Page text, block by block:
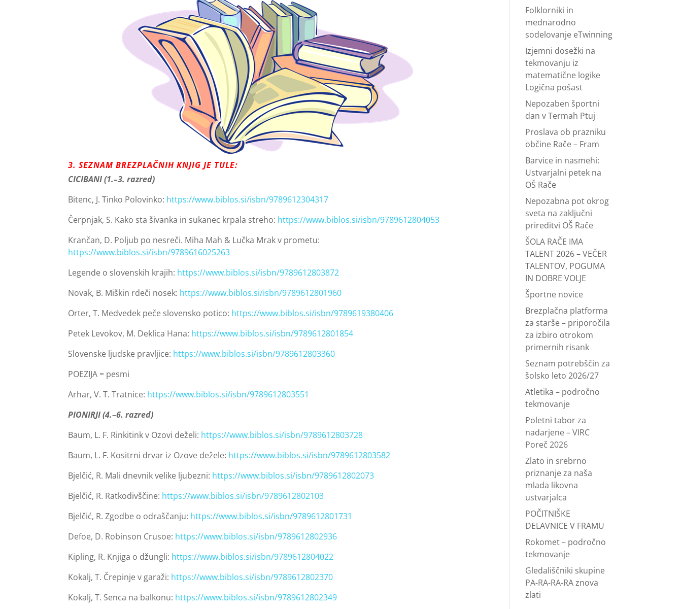
3. SEZNAM BREZPLAČNIH KNJIG JE TULE:
CICIBANI (1.–3. razred)
Bitenc, J. Tinko Polovinko: https://www.biblos.si/isbn/9789612304317
Čerpnjak, S. Kako sta šivanka in sukanec krpala streho: https://www.biblos.si/isbn/9789612804053
Krančan, D. Poljub po nesreči. Miha Mah & Lučka Mrak v prometu:
https://www.biblos.si/isbn/9789616025263
Legende o slovenskih krajih: https://www.biblos.si/isbn/9789612803872
Novak, B. Miškin rdeči nosek: https://www.biblos.si/isbn/9789612801960
Orter, T. Medvedek peče slovensko potico: https://www.biblos.si/isbn/9789619380406
Petek Levokov, M. Deklica Hana: https://www.biblos.si/isbn/9789612801854
Slovenske ljudske pravljice: https://www.biblos.si/isbn/9789612803360
POEZIJA = pesmi
Arhar, V. T. Tratnice: https://www.biblos.si/isbn/9789612803551
PIONIRJI (4.–6. razred)
Baum, L. F. Rinkitink v Ozovi deželi: https://www.biblos.si/isbn/9789612803728
Baum, L. F. Kositrni drvar iz Ozove dežele: https://www.biblos.si/isbn/9789612803582
Bjelčić, R. Mali dnevnik velike ljubezni: https://www.biblos.si/isbn/9789612802073
Bjelčić, R. Ratkodivščine: https://www.biblos.si/isbn/9789612802103
Bjelčić, R. Zgodbe o odraščanju: https://www.biblos.si/isbn/9789612801731
Defoe, D. Robinson Crusoe: https://www.biblos.si/isbn/9789612802936
Kipling, R. Knjiga o džungli: https://www.biblos.si/isbn/9789612804022
Kokalj, T. Črepinje v garaži: https://www.biblos.si/isbn/9789612802370
Kokalj, T. Senca na balkonu: https://www.biblos.si/isbn/9789612802349
Folklorniki in
mednarodno
sodelovanje eTwinning
Izjemni dosežki na
tekmovanju iz
matematične logike
Logična pošast
Nepozaben športni
dan v Termah Ptuj
Proslava ob prazniku
občine Rače – Fram
Barvice in nasmehi:
Ustvarjalni petek na
OŠ Rače
Nepozabna pot okrog
sveta na zaključni
prireditvi OŠ Rače
ŠOLA RAČE IMA
TALENT 2026 – VEČER
TALENTOV, POGUMA
IN DOBRE VOLJE
Športne novice
Brezplačna platforma
za starše – priporočila
za izbiro otrokom
primernih risank
Seznam potrebščin za
šolsko leto 2026/27
Atletika – področno
tekmovanje
Poletni tabor za
nadarjene – VIRC
Poreč 2026
Zlato in srebrno
priznanje za naša
mlada likovna
ustvarjalca
POČITNIŠKE
DELAVNICE V FRAMU
Rokomet – področno
tekmovanje
Gledališčniki skupine
PA-RA-RA-RA znova
zlati